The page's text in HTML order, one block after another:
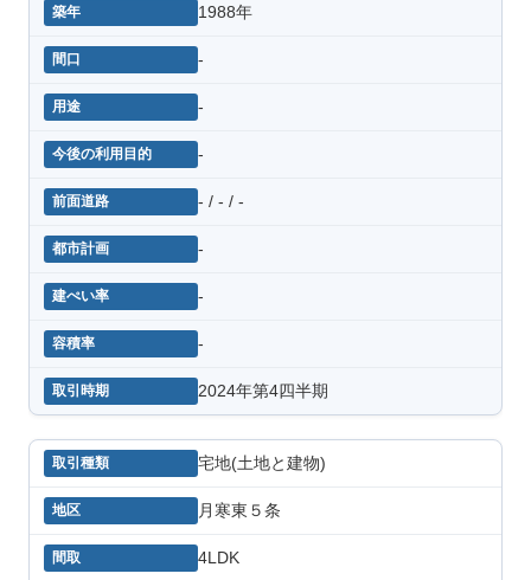
1988年
-
-
-
- / - / -
-
-
-
2024年第4四半期
宅地(土地と建物)
月寒東５条
4LDK